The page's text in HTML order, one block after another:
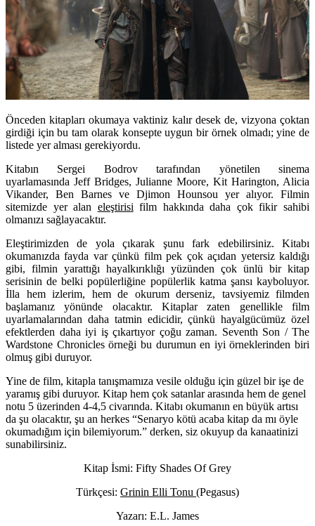
Önceden kitapları okumaya vaktiniz kalır desek de, vizyona çoktan
girdiği için bu tam olarak konsepte uygun bir örnek olmadı; yine de
listede yer alması gerekiyordu.
Kitabın Sergei Bodrov tarafından yönetilen sinema
uyarlamasında Jeff Bridges, Julianne Moore, Kit Harington, Alicia
Vikander, Ben Barnes ve Djimon Hounsou yer alıyor. Filmin
sitemizde yer alan eleştirisi film hakkında daha çok fikir sahibi
olmanızı sağlayacaktır.
Eleştirimizden de yola çıkarak şunu fark edebilirsiniz. Kitabı
okumanızda fayda var çünkü film pek çok açıdan yetersiz kaldığı
gibi, filmin yarattığı hayalkırıklığı yüzünden çok ünlü bir kitap
serisinin de belki popülerliğine popülerlik katma şansı kayboluyor.
İlla hem izlerim, hem de okurum derseniz, tavsiyemiz filmden
başlamanız yönünde olacaktır. Kitaplar zaten genellikle film
uyarlamalarından daha tatmin edicidir, çünkü hayalgücümüz özel
efektlerden daha iyi iş çıkartıyor çoğu zaman. Seventh Son / The
Wardstone Chronicles örneği bu durumun en iyi örneklerinden biri
olmuş gibi duruyor.
Yine de film, kitapla tanışmamıza vesile olduğu için güzel bir işe de
yaramış gibi duruyor. Kitap hem çok satanlar arasında hem de genel
notu 5 üzerinden 4-4,5 civarında. Kitabı okumanın en büyük artısı
da şu olacaktır, şu an herkes “Senaryo kötü acaba kitap da mı öyle
okumadığım için bilemiyorum.” derken, siz okuyup da kanaatinizi
sunabilirsiniz.
Kitap İsmi: Fifty Shades Of Grey
Türkçesi: Grinin Elli Tonu (Pegasus)
Yazarı: E.L. James